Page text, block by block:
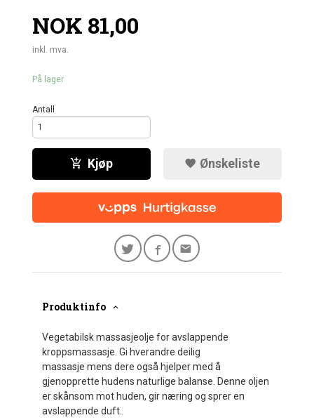
Pris
NOK 81,00
inkl. mva.
På lager
Antall
Kjøp Ønskeliste
Produktinfo
Vegetabilsk massasjeolje for avslappende
kroppsmassasje. Gi hverandre deilig
massasje mens dere også hjelper med å
gjenopprette hudens naturlige balanse. Denne oljen
er skånsom mot huden, gir næring og sprer en
avslappende duft.